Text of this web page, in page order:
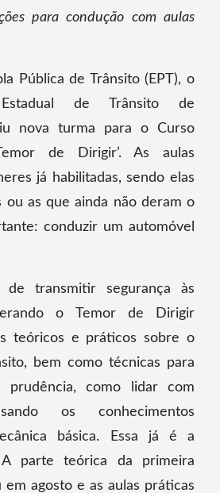
para condução com aulas
Pública de Trânsito (EPT), o
Estadual de Trânsito de
nova turma para o Curso
de Dirigir’. As aulas
já habilitadas, sendo elas
ou as que ainda não deram o
conduzir um automóvel
transmitir segurança às
o Temor de Dirigir
teóricos e práticos sobre o
bem como técnicas para
prudência, como lidar com
os conhecimentos
básica. Essa já é a
A parte teórica da primeira
em agosto e as aulas práticas